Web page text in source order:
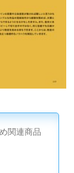
関連商品